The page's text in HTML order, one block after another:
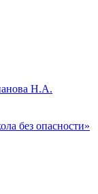
Н.А.
без опасности»